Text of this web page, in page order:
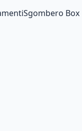
Sgombero Box